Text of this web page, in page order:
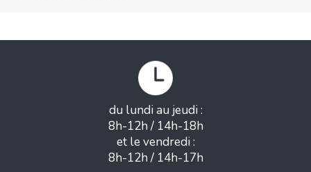
du lundi au jeudi :
8h-12h / 14h-18h
et le vendredi :
8h-12h / 14h-17h